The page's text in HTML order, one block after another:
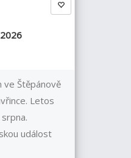
ve Štěpánově
Letos
událost